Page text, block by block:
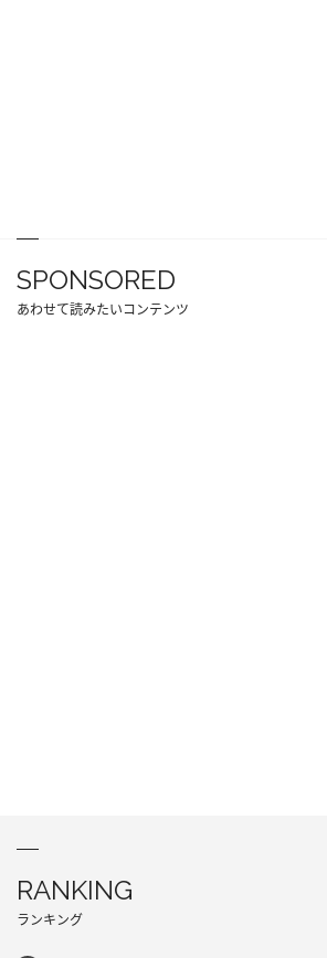
SPONSORED
あわせて読みたいコンテンツ
RANKING
ランキング